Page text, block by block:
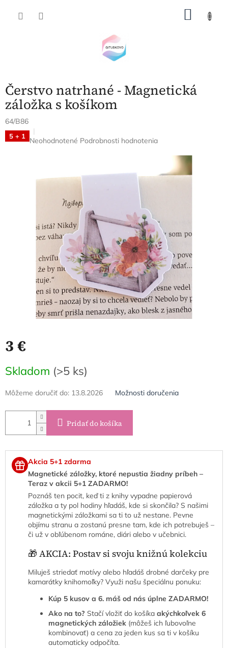
Čerstvo natrhané - Magnetická
záložka s košíkom
64/B86
5 + 1 Priemerné
0,0
hviezdičiek.
Neohodnotené Podrobnosti hodnotenia
3 €
cena:
Skladom (>5 ks)
Môžeme doručiť do: 13.8.2026 Možnosti doručenia
Pridať do košíka
Akcia 5+1 zdarma
Magnetické záložky, ktoré nepustia žiadny príbeh –
Teraz v akcii 5+1 ZADARMO!
Poznáš ten pocit, keď ti z knihy vypadne papierová
záložka a ty pol hodiny hľadáš, kde si skončila? S našimi
magnetickými záložkami sa ti to už nestane. Pevne
objímu stranu a zostanú presne tam, kde ich potrebuješ –
či už v obľúbenom románe, diári alebo v učebnici.
🎁 AKCIA: Postav si svoju knižnú kolekciu
Miluješ striedať motívy alebo hľadáš drobné darčeky pre
kamarátky knihomoľky? Využi našu špeciálnu ponuku:
Kúp 5 kusov a 6. máš od nás úplne ZADARMO!
Ako na to? Stačí vložiť do košíka akýchkoľvek 6
magnetických záložiek (môžeš ich ľubovoľne
kombinovať) a cena za jeden kus sa ti v košíku
automaticky odpočíta.